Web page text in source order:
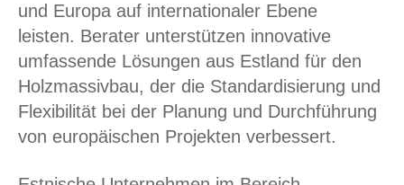
und Europa auf internationaler Ebene
leisten. Berater unterstützen innovative
umfassende Lösungen aus Estland für den
Holzmassivbau, der die Standardisierung und
Flexibilität bei der Planung und Durchführung
von europäischen Projekten verbessert.